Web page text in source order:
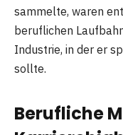
sammelte, waren
beruflichen
Industrie, in der er
sollte.
Berufliche